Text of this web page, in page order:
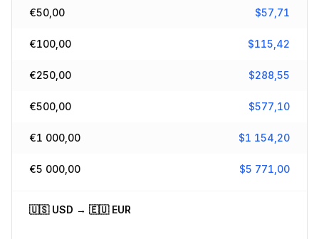
€50,00 $57,71
€100,00 $115,42
€250,00 $288,55
€500,00 $577,10
€1 000,00 $1 154,20
€5 000,00 $5 771,00
🇺🇸 USD → 🇪🇺 EUR